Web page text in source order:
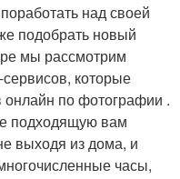
над своей
подобрать новый
мы рассмотрим
которые
онлайн по фотографии .
подходящую вам
выходя из дома, и
часы,